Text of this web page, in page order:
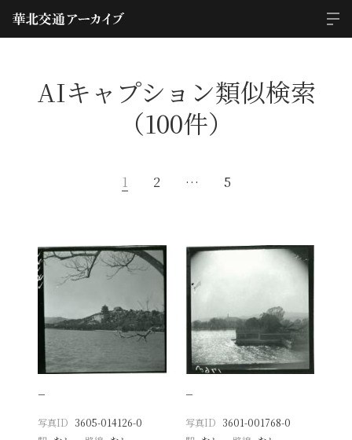
AIキャプション類似検索
（100件）
1 2 … 5
−
写真ID 3605-014126-0
−
写真ID 3601-001768-0